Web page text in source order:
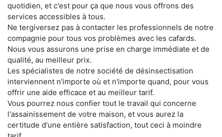
quotidien, et c'est pour ça que nous vous offrons des
services accessibles à tous.
Ne tergiversez pas à contacter les professionnels de notre
compagnie pour tous vos problèmes avec les cafards.
Nous vous assurons une prise en charge immédiate et de
qualité, au meilleur prix.
Les spécialistes de notre société de désinsectisation
interviennent n'importe où et n'importe quand, pour vous
offrir une aide efficace et au meilleur tarif.
Vous pourrez nous confier tout le travail qui concerne
l'assainissement de votre maison, et vous aurez la
certitude d'une entière satisfaction, tout ceci à moindre